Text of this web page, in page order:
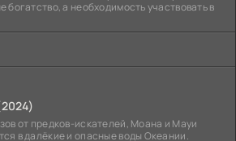
богатство, а необходимость участвовать в
от предков-искателей, Моана и Мауи
в далёкие и опасные воды Океании.